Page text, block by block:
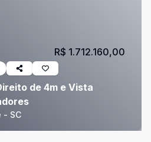
de 4m e Vista
- SC
R$ 1.712.160,00